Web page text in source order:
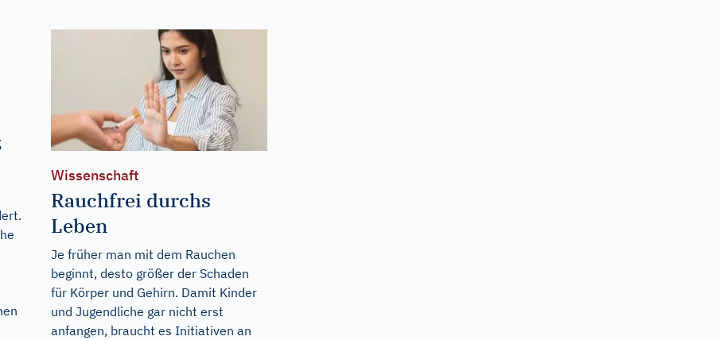
Wissenschaft
Rauchfrei durchs
Leben
Je früher man mit dem Rauchen
beginnt, desto größer der Schaden
für Körper und Gehirn. Damit Kinder
und Jugendliche gar nicht erst
anfangen, braucht es Initiativen an